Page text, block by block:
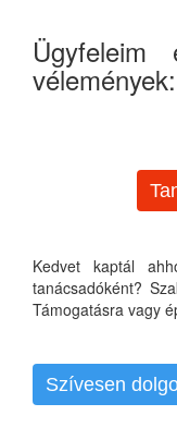
vélemények:
Kedvet kaptál
tanácsadóként?
Támogatásra vagy
Szívesen